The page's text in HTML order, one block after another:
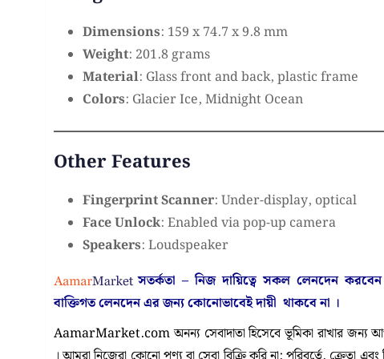
Dimensions: 159 x 74.7 x 9.8 mm
Weight: 201.8 grams
Material: Glass front and back, plastic frame
Colors: Glacier Ice, Midnight Ocean
Other Features
Fingerprint Scanner: Under-display, optical
Face Unlock: Enabled via pop-up camera
Speakers: Loudspeaker
সতর্কতা – নিজ দায়িত্বে সকল লেনদেন
বাক্তিগত লেনদেন এর জন্য কোনোভাবেইদায়ী থাকবে না ।
AamarMarket.com অনন্য সেবাদাতা হিসেবে ভূমিকা রাখার জন্য